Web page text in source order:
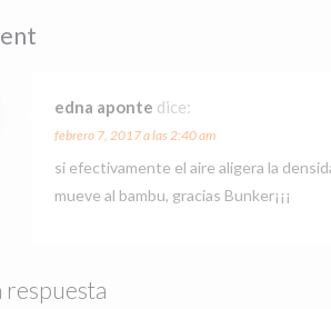
edna aponte dice:
febrero 7, 2017 a las 2:40 am
si efectivamente el aire aligera la
mueve al bambu, gracias Bunker¡¡¡
respuesta